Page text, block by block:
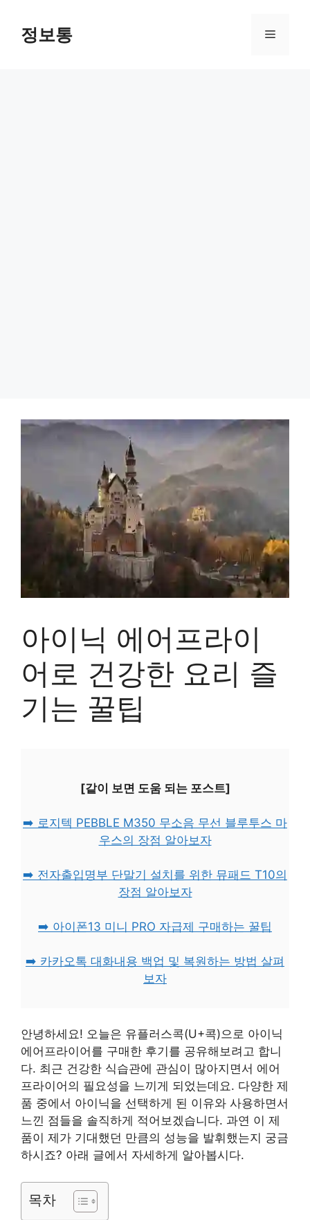
content정보통 Menu
아이닉 에어프라이
어로 건강한 요리 즐
기는 꿀팁
[같이 보면 도움 되는 포스트]
➡️ 로지텍 PEBBLE M350 무소음 무선 블루투스 마
우스의 장점 알아보자
➡️ 전자출입명부 단말기 설치를 위한 뮤패드 T10의
장점 알아보자
➡️ 아이폰13 미니 PRO 자급제 구매하는 꿀팁
➡️ 카카오톡 대화내용 백업 및 복원하는 방법 살펴
보자
안녕하세요! 오늘은 유플러스콕(U+콕)으로 아이닉
에어프라이어를 구매한 후기를 공유해보려고 합니
다. 최근 건강한 식습관에 관심이 많아지면서 에어
프라이어의 필요성을 느끼게 되었는데요. 다양한 제
품 중에서 아이닉을 선택하게 된 이유와 사용하면서
느낀 점들을 솔직하게 적어보겠습니다. 과연 이 제
품이 제가 기대했던 만큼의 성능을 발휘했는지 궁금
하시죠? 아래 글에서 자세하게 알아봅시다.
목차